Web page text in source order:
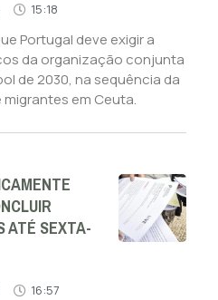
15:18
Portugal deve exigir a
da organização conjunta
de 2030, na sequência da
em Ceuta.
ATÉ SEXTA-
16:57